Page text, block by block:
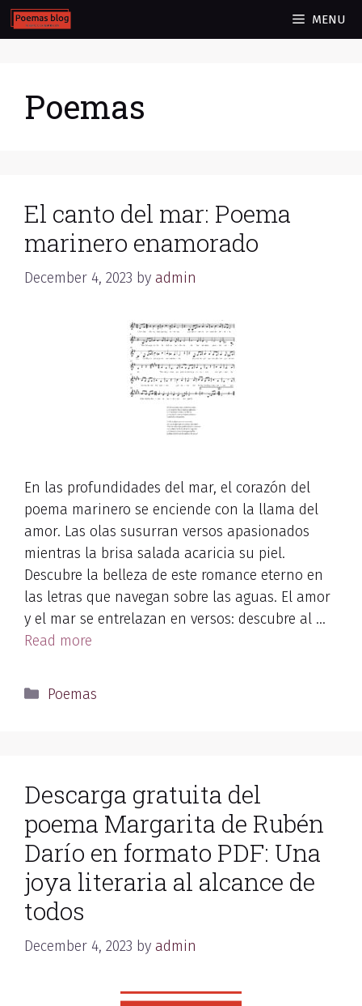
Skip
to
MENU
Poemas
El canto del mar: Poema
marinero enamorado
December 4, 2023 by admin
En las profundidades del mar, el corazón del
poema marinero se enciende con la llama del
amor. Las olas susurran versos apasionados
mientras la brisa salada acaricia su piel.
Descubre la belleza de este romance eterno en
las letras que navegan sobre las aguas. El amor
y el mar se entrelazan en versos: descubre al …
Read more
Categories
Poemas
Descarga gratuita del
poema Margarita de Rubén
Darío en formato PDF: Una
joya literaria al alcance de
todos
December 4, 2023 by admin